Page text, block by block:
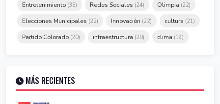
Entretenimiento (36) Redes Sociales (24) Olimpia (22)
Elecciones Municipales (22) Innovación (22) cultura (21)
Partido Colorado (20) infraestructura (20) clima (19)
MÁS RECIENTES